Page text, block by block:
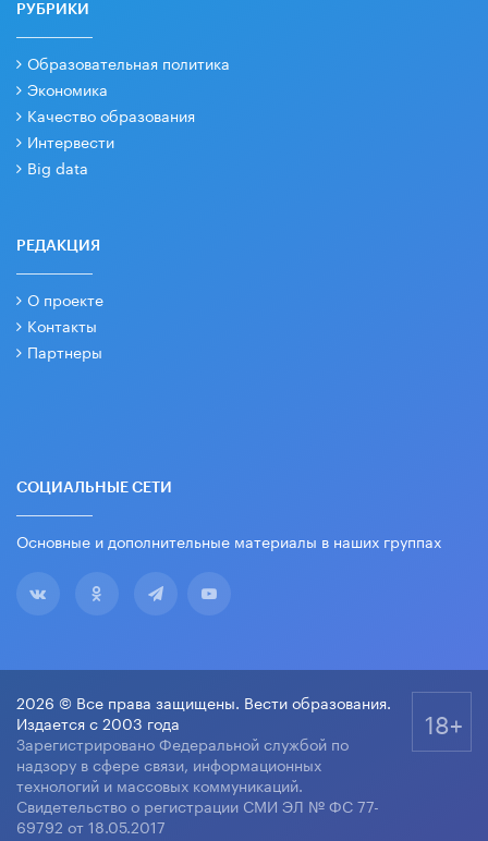
РУБРИКИ
Образовательная политика
Экономика
Качество образования
Интервести
Big data
РЕДАКЦИЯ
О проекте
Контакты
Партнеры
СОЦИАЛЬНЫЕ СЕТИ
Основные и дополнительные материалы в наших группах
2026 © Все права защищены. Вести образования.
Издается с 2003 года
Зарегистрировано Федеральной службой по
надзору в сфере связи, информационных
технологий и массовых коммуникаций.
Свидетельство о регистрации СМИ ЭЛ № ФС 77-
69792 от 18.05.2017
18+